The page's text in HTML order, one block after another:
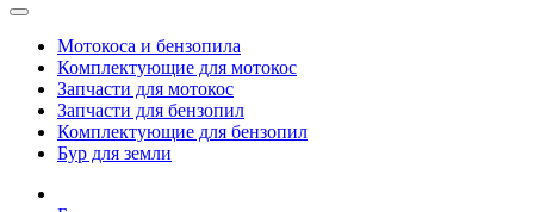
Мотокоса и бензопила
Комплектующие для мотокос
Запчасти для мотокос
Запчасти для бензопил
Комплектующие для бензопил
Бур для земли